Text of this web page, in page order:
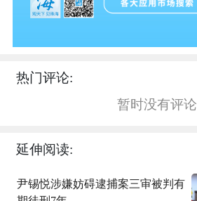
热门评论:
暂时没有评论
延伸阅读:
尹锡悦涉嫌妨碍逮捕案三审被判有